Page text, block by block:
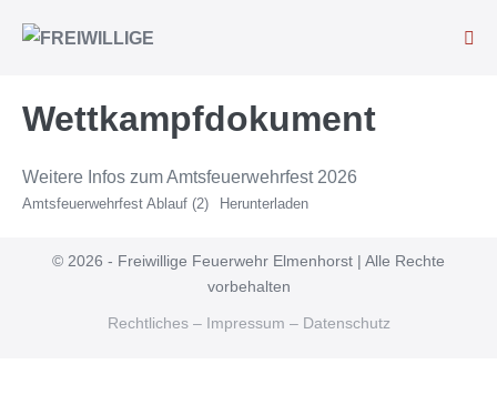
Wettkampfdokument
Weitere Infos zum Amtsfeuerwehrfest 2026
Amtsfeuerwehrfest Ablauf (2) Herunterladen
© 2026 - Freiwillige Feuerwehr Elmenhorst | Alle Rechte
vorbehalten
Rechtliches – Impressum – Datenschutz